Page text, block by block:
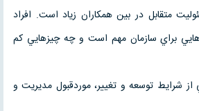
متقابل در بين همكاران زياد است. افراد
براي سازمان مهم است و چه چيزهايي كم
شرايط توسعه و تغيير، موردقبول مديريت و